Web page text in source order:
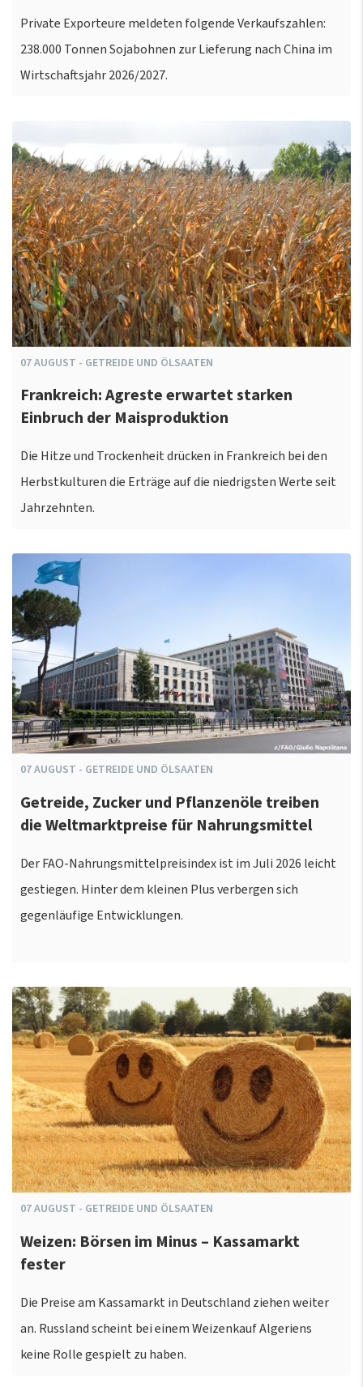
Private Exporteure meldeten folgende Verkaufszahlen:
238.000 Tonnen Sojabohnen zur Lieferung nach China im
Wirtschaftsjahr 2026/2027.
07AUGUST - GETREIDE UND ÖLSAATEN
Frankreich: Agreste erwartet starken
Einbruch der Maisproduktion
Die Hitze und Trockenheit drücken in Frankreich bei den
Herbstkulturen die Erträge auf die niedrigsten Werte seit
Jahrzehnten.
07AUGUST - GETREIDE UND ÖLSAATEN
Getreide, Zucker und Pflanzenöle treiben
die Weltmarktpreise für Nahrungsmittel
Der FAO-Nahrungsmittelpreisindex ist im Juli 2026 leicht
gestiegen. Hinter dem kleinen Plus verbergen sich
gegenläufige Entwicklungen.
07AUGUST - GETREIDE UND ÖLSAATEN
Weizen: Börsen im Minus – Kassamarkt
fester
Die Preise am Kassamarkt in Deutschland ziehen weiter
an. Russland scheint bei einem Weizenkauf Algeriens
keine Rolle gespielt zu haben.